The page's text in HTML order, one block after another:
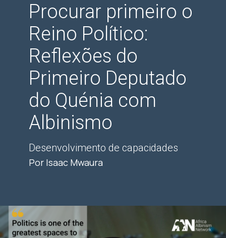
Procurar primeiro o
Reino Político:
Reflexões do
Primeiro Deputado
do Quénia com
Albinismo
Desenvolvimento de capacidades
Por Isaac Mwaura